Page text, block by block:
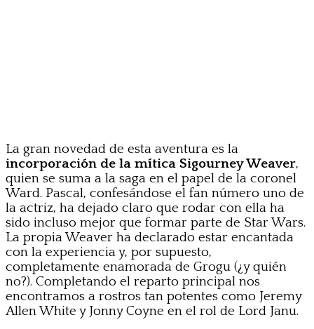
La gran novedad de esta aventura es la
incorporación de la mítica Sigourney Weaver,
quien se suma a la saga en el papel de la coronel
Ward. Pascal, confesándose el fan número uno de
la actriz, ha dejado claro que rodar con ella ha
sido incluso mejor que formar parte de Star Wars.
La propia Weaver ha declarado estar encantada
con la experiencia y, por supuesto,
completamente enamorada de Grogu (¿y quién
no?). Completando el reparto principal nos
encontramos a rostros tan potentes como Jeremy
Allen White y Jonny Coyne en el rol de Lord Janu.